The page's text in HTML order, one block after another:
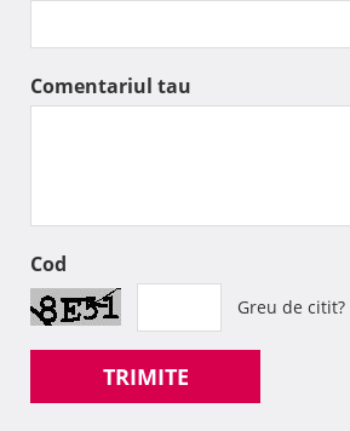
Comentariul tau
Cod
Greu de citit?
TRIMITE